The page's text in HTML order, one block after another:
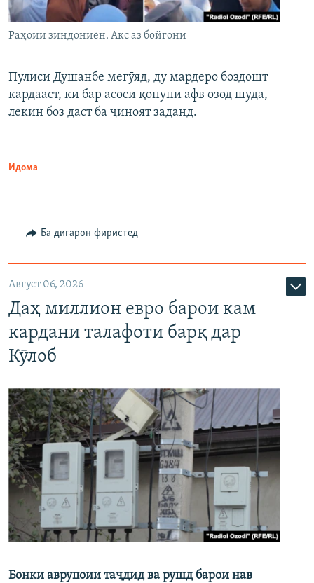
Раҳоии зиндониён. Акс аз бойгонӣ
Пулиси Душанбе мегӯяд, ду мардеро боздошт
кардааст, ки бар асоси қонуни афв озод шуда,
лекин боз даст ба ҷиноят заданд.
Идома
Ба дигарон фиристед
Август 06, 2026
Даҳ миллион евро барои кам
кардани талафоти барқ дар
Кӯлоб
Бонки аврупоии таҷдид ва рушд барои нав